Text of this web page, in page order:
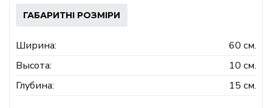
ГАБАРИТНІ РОЗМІРИ
Ширина:
60 см.
Высота:
10 см.
Глубина:
15 см.